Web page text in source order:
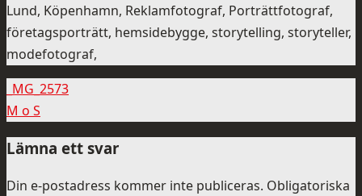
Lund, Köpenhamn, Reklamfotograf, Porträttfotograf,
företagsporträtt, hemsidebygge, storytelling, storyteller,
modefotograf,
_MG_2573
M o S
Lämna ett svar
Din e-postadress kommer inte publiceras. Obligatoriska